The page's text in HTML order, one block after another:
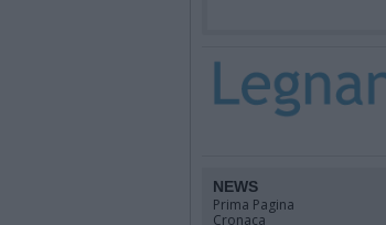
NEWS
Prima Pagina
Cronaca